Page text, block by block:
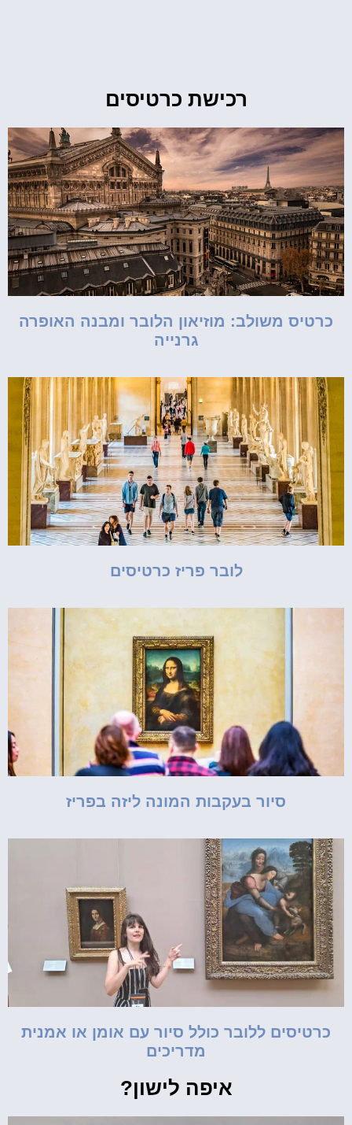
רכישת כרטיסים
כרטיס משולב: מוזיאון הלובר ומבנה האופרה
גרנייה
לובר פריז כרטיסים
סיור בעקבות המונה ליזה בפריז
כרטיסים ללובר כולל סיור עם אומן או אמנית
מדריכים
איפה לישון?